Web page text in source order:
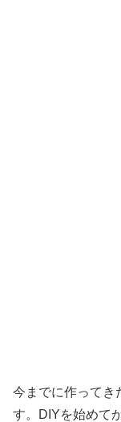
今までに作ってき
す。DIYを始めて